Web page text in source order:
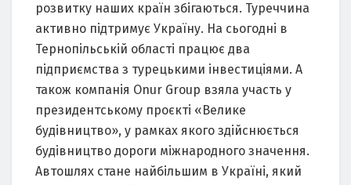
розвитку наших країн збігаються. Туреччина
активно підтримує Україну. На сьогодні в
Тернопільській області працює два
підприємства з турецькими інвестиціями. А
також компанія Onur Group взяла участь у
президентському проєкті «Велике
будівництво», у рамках якого здійснюється
будівництво дороги міжнародного значення.
Автошлях стане найбільшим в Україні, який